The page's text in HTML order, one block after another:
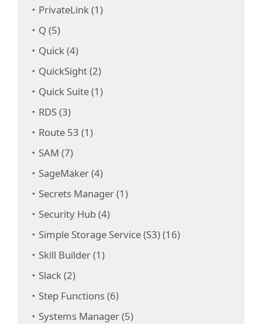
PrivateLink (1)
Q (5)
Quick (4)
QuickSight (2)
Quick Suite (1)
RDS (3)
Route 53 (1)
SAM (7)
SageMaker (4)
Secrets Manager (1)
Security Hub (4)
Simple Storage Service (S3) (16)
Skill Builder (1)
Slack (2)
Step Functions (6)
Systems Manager (5)